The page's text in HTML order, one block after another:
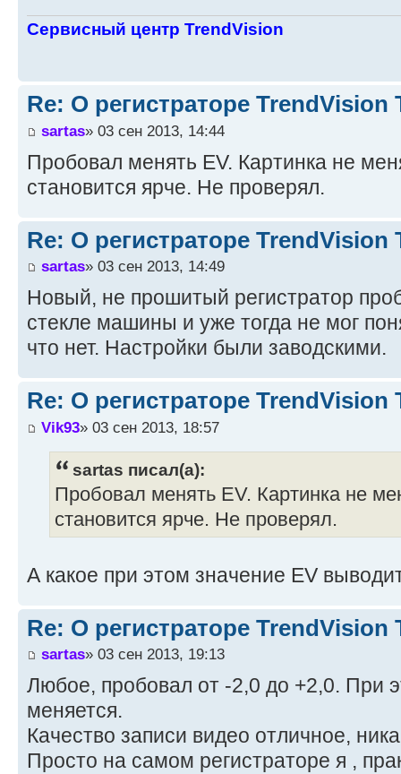
Сервисный центр TrendVision
Re: О регистраторе TrendVision
sartas» 03 сен 2013, 14:44
Пробовал менять EV. Картинка не
становится ярче. Не проверял.
Re: О регистраторе TrendVision
sartas» 03 сен 2013, 14:49
Новый, не прошитый регистратор
стекле машины и уже тогда не мог
что нет. Настройки были заводскими.
Re: О регистраторе TrendVision
Vik93» 03 сен 2013, 18:57
sartas писал(а):
Пробовал менять EV. Картинка не
становится ярче. Не проверял.
А какое при этом значение EV
Re: О регистраторе TrendVision
sartas» 03 сен 2013, 19:13
Любое, пробовал от -2,0 до +2,0. При
меняется.
Качество записи видео отличное,
Просто на самом регистраторе я ,